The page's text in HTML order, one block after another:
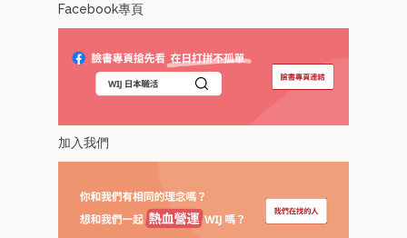
Facebook專頁
加入我們